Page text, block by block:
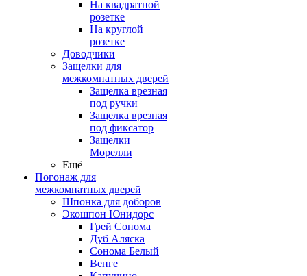
На квадратной
розетке
На круглой
розетке
Доводчики
Защелки для
межкомнатных дверей
Защелка врезная
под ручки
Защелка врезная
под фиксатор
Защелки
Морелли
Ещё
Погонаж для
межкомнатных дверей
Шпонка для доборов
Экошпон Юнидорс
Грей Сонома
Дуб Аляска
Сонома Белый
Венге